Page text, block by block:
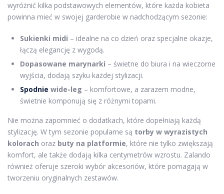
wyróżnić kilka podstawowych elementów, które każda kobieta
powinna mieć w swojej garderobie w nadchodzącym sezonie:
Sukienki midi – idealne na co dzień oraz specjalne okazje,
łączą elegancję z wygodą.
Dopasowane marynarki – świetne do biura i na wieczorne
wyjścia, dodają szyku każdej stylizacji.
Spodnie wide-leg – komfortowe, a zarazem modne,
świetnie komponują się z różnymi topami.
Nie można zapomnieć o dodatkach, które dopełniają każdą
stylizację. W tym sezonie popularne są torby w wyrazistych
kolorach oraz buty na platformie, które nie tylko zwiększają
komfort, ale także dodają kilka centymetrów wzrostu. Zalando
również oferuje szeroki wybór akcesoriów, które pomagają w
tworzeniu oryginalnych zestawów.